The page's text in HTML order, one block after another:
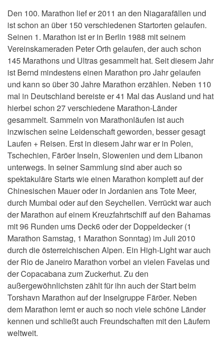
Den 100. Marathon lief er 2011 an den Niagarafällen und
ist schon an über 150 verschiedenen Startorten gelaufen.
Seinen 1. Marathon ist er in Berlin 1988 mit seinem
Vereinskameraden Peter Orth gelaufen, der auch schon
145 Marathons und Ultras gesammelt hat. Seit diesem Jahr
ist Bernd mindestens einen Marathon pro Jahr gelaufen
und kann so über 30 Jahre Marathon erzählen. Neben 110
mal in Deutschland bereiste er 41 Mal das Ausland und hat
hierbei schon 27 verschiedene Marathon-Länder
gesammelt. Sammeln von Marathonläufen ist auch
inzwischen seine Leidenschaft geworden, besser gesagt
Laufen + Reisen. Erst in diesem Jahr war er in Polen,
Tschechien, Färöer Inseln, Slowenien und dem Libanon
unterwegs. In seiner Sammlung sind aber auch so
spektakuläre Starts wie einen Marathon komplett auf der
Chinesischen Mauer oder in Jordanien ans Tote Meer,
durch Mumbai oder auf den Seychellen. Verrückt war auch
der Marathon auf einem Kreuzfahrtschiff auf den Bahamas
mit 96 Runden ums Deck6 oder der Doppeldecker (1
Marathon Samstag, 1 Marathon Sonntag) im Juli 2010
durch die österreichischen Alpen. Ein High-Light war auch
der Rio de Janeiro Marathon vorbei an vielen Favelas und
der Copacabana zum Zuckerhut. Zu den
außergewöhnlichsten zählt für ihn auch der Start beim
Torshavn Marathon auf der Inselgruppe Färöer. Neben
dem Marathon lernt er auch so noch viele schöne Länder
kennen und schließt auch Freundschaften mit den Läufern
weltweit.